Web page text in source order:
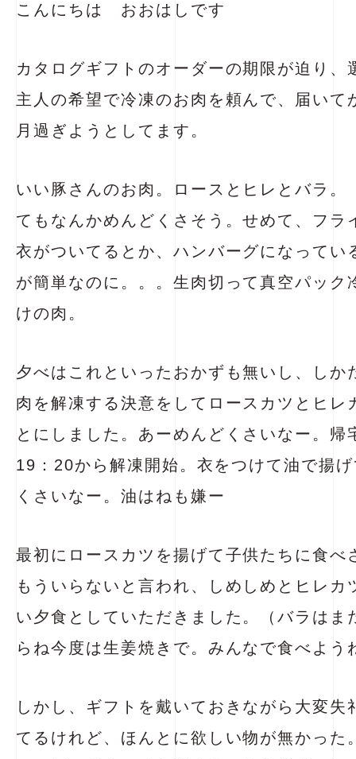
こんにちは おおはしです
カタログギフトのオーダーの期限が迫り、
主人の希望で冷凍のお肉を頼んで、届いて
月過ぎようとしてます。
いい豚さんのお肉。ロースとヒレとバラ
てもなんかめんどくさそう。せめて、フラ
衣がついてるとか、ハンバーグになってい
が簡単なのに。。。生肉切って真空パック
けの肉。
夕べはこれといったおかずも無いし、しか
肉を解凍する決意をしてロースカツとヒレ
とにしました。あーめんどくさいなー。帰
19：20から解凍開始。衣をつけて油で揚
くさいなー。油はねも嫌ー
最初にロースカツを揚げて子供たちに食べ
もういらないと言われ、しめしめとヒレカ
い夕食としていただきました。（バラはま
らね今度は生姜焼きで。みんなで食べよう
しかし、ギフトを戴いておきながら大変失
てるけれど、ほんとに欲しい物が無かった